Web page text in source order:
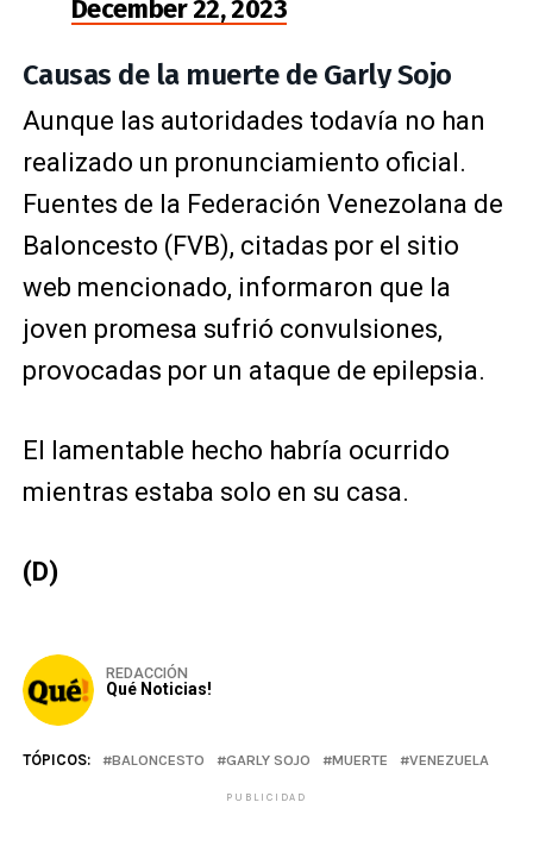
December 22, 2023
Causas de la muerte de Garly Sojo
Aunque las autoridades todavía no han
realizado un pronunciamiento oficial.
Fuentes de la Federación Venezolana de
Baloncesto (FVB), citadas por el sitio
web mencionado, informaron que la
joven promesa sufrió convulsiones,
provocadas por un ataque de epilepsia.
El lamentable hecho habría ocurrido
mientras estaba solo en su casa.
(D)
REDACCIÓN
Qué Noticias!
TÓPICOS: BALONCESTO GARLY SOJO MUERTE VENEZUELA
PUBLICIDAD